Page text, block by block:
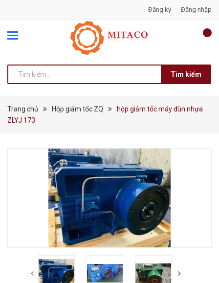
Đăng ký Đăng nhập
Tìm kiếm
Trang chủ Hộp giảm tốc ZQ
hộp giảm tốc máy đùn nhựa
ZLYJ 173